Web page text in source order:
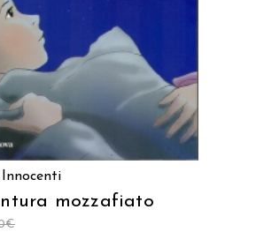
mozzafiato
€